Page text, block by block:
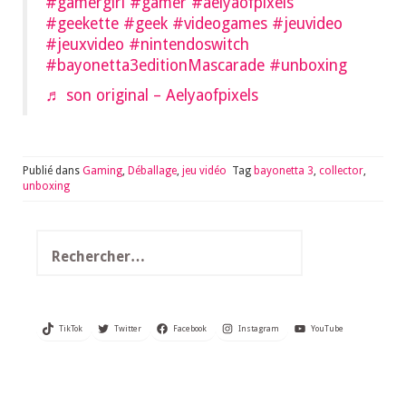
#geekette #geek #videogames #jeuvideo
#jeuxvideo #nintendoswitch
#bayonetta3editionMascarade #unboxing
♬ son original – Aelyaofpixels
Publié dans Gaming, Déballage, jeu vidéo Tag bayonetta 3, collector,
unboxing
TikTok Twitter Facebook Instagram YouTube